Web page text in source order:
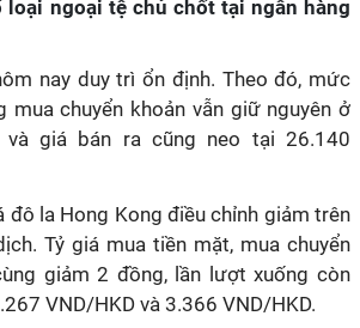
loại ngoại tệ chủ chốt tại ngân hàng
nay duy trì ổn định. Theo đó, mức
mua chuyển khoản vẫn giữ nguyên ở
và giá bán ra cũng neo tại 26.140
đô la Hong Kong điều chỉnh giảm trên
Tỷ giá mua tiền mặt, mua chuyển
giảm 2 đồng, lần lượt xuống còn
VND/HKD và 3.366 VND/HKD.